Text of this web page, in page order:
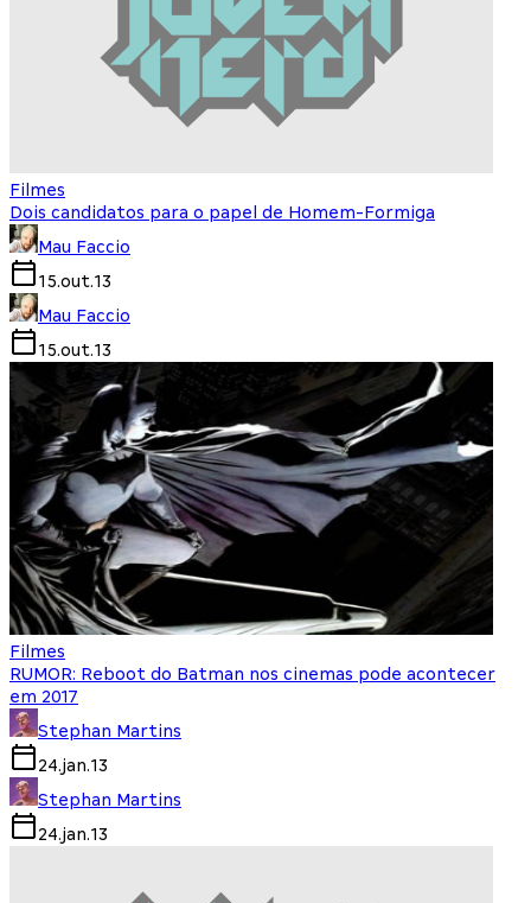
Filmes
Dois candidatos para o papel de Homem-Formiga
Mau Faccio
15.out.13
Mau Faccio
15.out.13
Filmes
RUMOR: Reboot do Batman nos cinemas pode acontecer
em 2017
Stephan Martins
24.jan.13
Stephan Martins
24.jan.13